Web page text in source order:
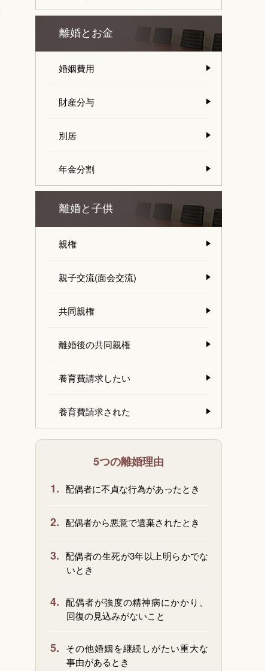
離婚とお金
婚姻費用
財産分与
別居
年金分割
離婚と子供
親権
親子交流(面会交流)
共同親権
離婚後の共同親権
養育費請求したい
養育費請求された
5つの離婚理由
1. 配偶者に不貞な行為があったとき
2. 配偶者から悪意で遺棄されたとき
3. 配偶者の生死が3年以上明らかでな
いとき
4. 配偶者が強度の精神病にかかり、
回復の見込みがないこと
5.
その他婚姻を継続しがたい重大な
事由があるとき